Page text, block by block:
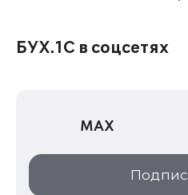
1С:Консалтинг
1С:Дистрибьюция
1С:Образование
ИТС.1C.ru
БУХ.1С в соцсетях
MAX